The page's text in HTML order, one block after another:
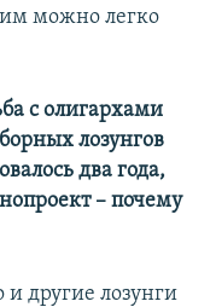
можно легко
с олигархами
лозунгов
два года,
– почему
другие лозунги